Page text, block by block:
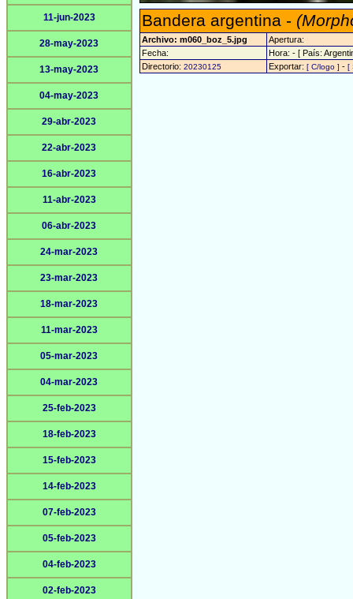
11-jun-2023
28-may-2023
13-may-2023
04-may-2023
29-abr-2023
22-abr-2023
16-abr-2023
11-abr-2023
06-abr-2023
24-mar-2023
23-mar-2023
18-mar-2023
11-mar-2023
05-mar-2023
04-mar-2023
25-feb-2023
18-feb-2023
15-feb-2023
14-feb-2023
07-feb-2023
05-feb-2023
04-feb-2023
02-feb-2023
Bandera argentina -
Archivo: m060_boz_5.jpg
Apertura:
Fecha:
Hora: - [ País:
Directorio: 20230125 Exportar: [ C/logo ] - [